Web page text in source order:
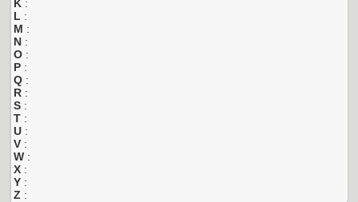
K :
L :
M :
N :
O :
P :
Q :
R :
S :
T :
U :
V :
W :
X :
Y :
Z :